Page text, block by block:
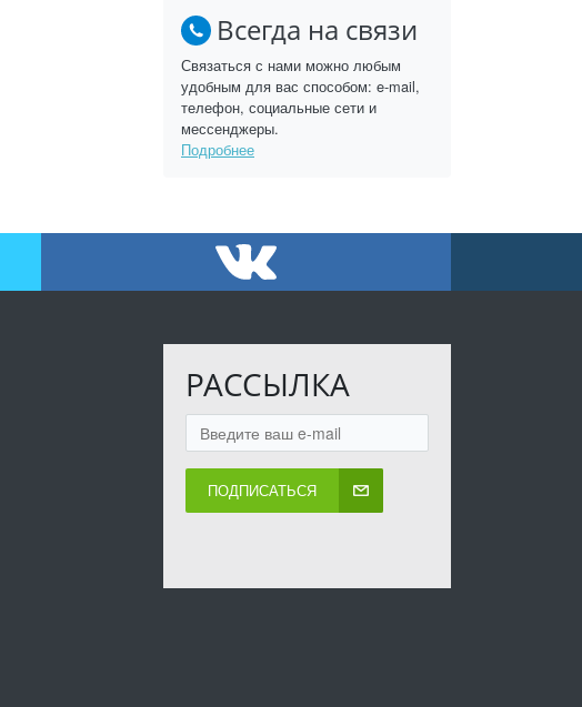
Всегда на связи
Связаться с нами можно любым
удобным для вас способом: e-mail,
телефон, социальные сети и
мессенджеры.
Подробнее
РАССЫЛКА
ПОДПИСАТЬСЯ